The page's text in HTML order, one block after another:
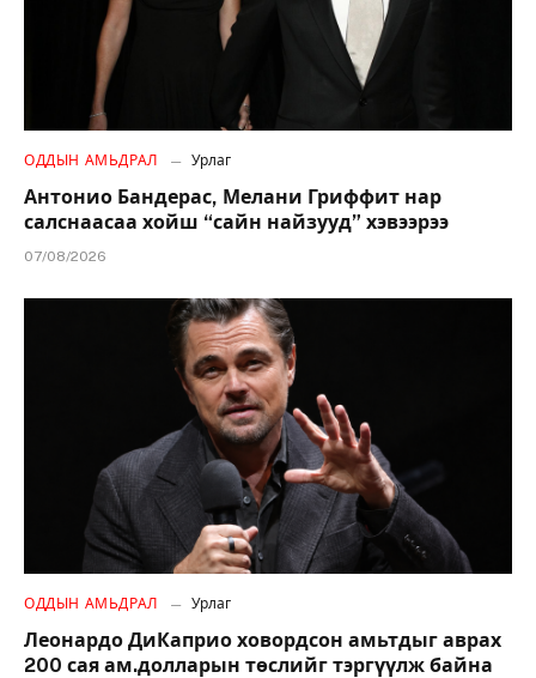
ОДДЫН АМЬДРАЛ Урлаг
Антонио Бандерас, Мелани Гриффит нар
салснаасаа хойш “сайн найзууд” хэвээрээ
07/08/2026
ОДДЫН АМЬДРАЛ Урлаг
Леонардо ДиКаприо ховордсон амьтдыг аврах
200 сая ам.долларын төслийг тэргүүлж байна